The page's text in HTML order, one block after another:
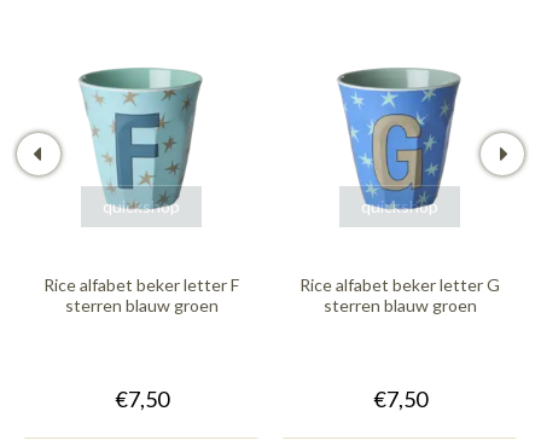
quickshop
Rice alfabet beker letter F
sterren blauw groen
€7,50
quickshop
Rice alfabet beker letter G
sterren blauw groen
€7,50